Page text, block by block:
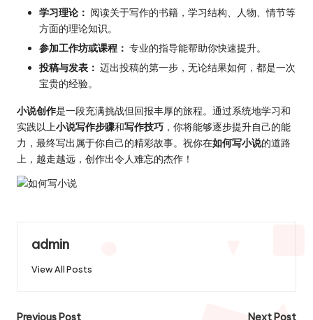
学习理论： 阅读关于写作的书籍，学习结构、人物、情节等
方面的理论知识。
参加工作坊或课程： 专业的指导能帮助你快速提升。
投稿与发表： 迈出投稿的第一步，无论结果如何，都是一次
宝贵的经验。
小说创作是一段充满挑战但回报丰厚的旅程。通过系统地学习和
实践以上小说写作步骤和写作技巧 ，你将能够逐步提升自己的能
力，最终写出属于你自己的精彩故事。祝你在如何写小说的道路
上，越走越远，创作出令人难忘的杰作！
admin
View All Posts
Previous Post Next Post